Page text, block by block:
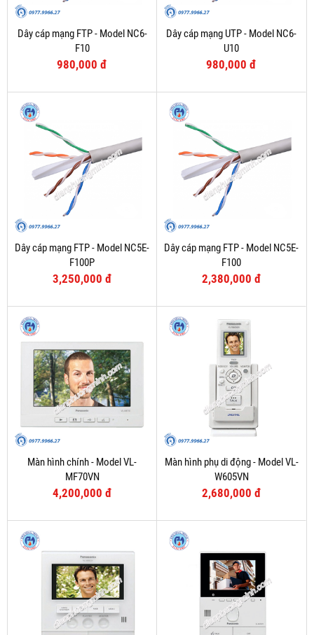
Dây cáp mạng FTP - Model NC6-
F10
980,000 đ
Dây cáp mạng UTP - Model NC6-
U10
980,000 đ
Dây cáp mạng FTP - Model NC5E-
F100P
3,250,000 đ
Dây cáp mạng FTP - Model NC5E-
F100
2,380,000 đ
Màn hình chính - Model VL-
MF70VN
4,200,000 đ
Màn hình phụ di động - Model VL-
W605VN
2,680,000 đ